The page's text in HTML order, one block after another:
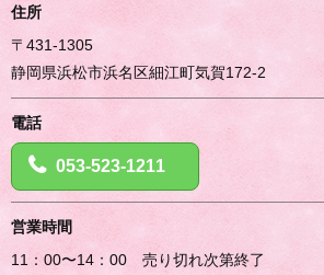
住所
〒431-1305
静岡県浜松市浜名区細江町気賀172-2
電話
053-523-1211
営業時間
11：00〜14：00 売り切れ次第終了